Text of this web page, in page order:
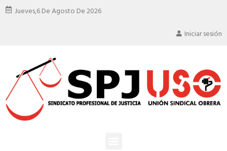
Jueves,6 De Agosto De 2026
Iniciar sesión